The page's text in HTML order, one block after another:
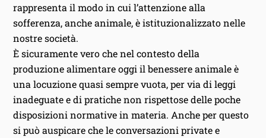
rappresenta il modo in cui l’attenzione alla
sofferenza, anche animale, è istituzionalizzato nelle
nostre società.
È sicuramente vero che nel contesto della
produzione alimentare oggi il benessere animale è
una locuzione quasi sempre vuota, per via di leggi
inadeguate e di pratiche non rispettose delle poche
disposizioni normative in materia. Anche per questo
si può auspicare che le conversazioni private e